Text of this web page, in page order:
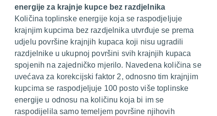
energije za krajnje kupce bez razdjelnika
Količina toplinske energije koja se raspodjeljuje
krajnjim kupcima bez razdjelnika utvrđuje se prema
udjelu površine krajnjih kupaca koji nisu ugradili
razdjelnike u ukupnoj površini svih krajnjih kupaca
spojenih na zajedničko mjerilo. Navedena količina se
uvećava za korekcijski faktor 2, odnosno tim krajnjim
kupcima se raspodjeljuje 100 posto više toplinske
energije u odnosu na količinu koja bi im se
raspodijelila samo temeljem površine njihovih